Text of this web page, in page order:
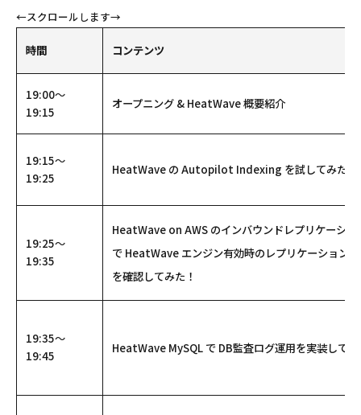
時間 コンテンツ
19:00～
19:15
オープニング & HeatWave 概要紹介
19:15～
19:25
HeatWave の Autopilot Indexing を試してみた！
19:25～
19:35
HeatWave on AWS のインバウンドレプリケーショ
でHeatWave エンジン有効時のレプリケーション
を確認してみた！
19:35～
19:45
HeatWave MySQL で DB監査ログ運用を実装して